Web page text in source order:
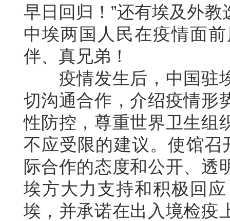
早日回归！”还有埃及外
中埃两国人民在疫情面
伴、真兄弟！
疫情发生后，中国驻
切沟通合作，介绍疫情形
性防控，尊重世界卫生组
不应受限的建议。使馆
际合作的态度和公开、透
埃方大力支持和积极回
埃，并承诺在出入境检疫